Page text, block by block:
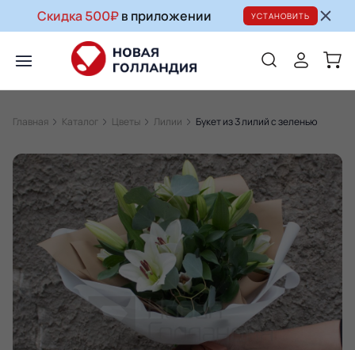
Скидка 500₽в приложении УСТАНОВИТЬ
Главная Каталог Цветы Лилии Букет из 3 лилий с зеленью